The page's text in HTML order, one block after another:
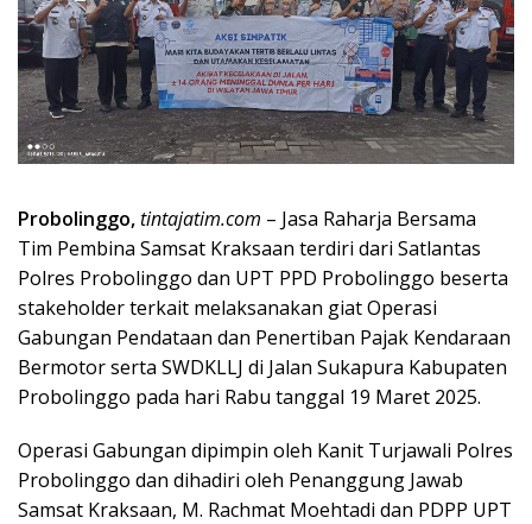
Probolinggo,tintajatim.com – Jasa Raharja Bersama
Tim Pembina Samsat Kraksaan terdiri dari Satlantas
Polres Probolinggo dan UPT PPD Probolinggo beserta
stakeholder terkait melaksanakan giat Operasi
Gabungan Pendataan dan Penertiban Pajak Kendaraan
Bermotor serta SWDKLLJ di Jalan Sukapura Kabupaten
Probolinggo pada hari Rabu tanggal 19 Maret 2025.
Operasi Gabungan dipimpin oleh Kanit Turjawali Polres
Probolinggo dan dihadiri oleh Penanggung Jawab
Samsat Kraksaan, M. Rachmat Moehtadi dan PDPP UPT